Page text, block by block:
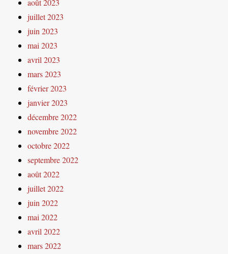
août 2023
juillet 2023
juin 2023
mai 2023
avril 2023
mars 2023
février 2023
janvier 2023
décembre 2022
novembre 2022
octobre 2022
septembre 2022
août 2022
juillet 2022
juin 2022
mai 2022
avril 2022
mars 2022